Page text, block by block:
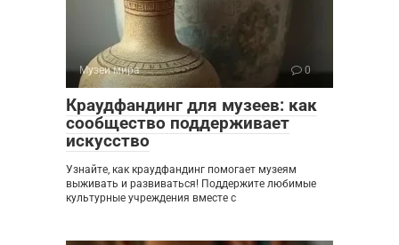
Музеи мира 0
Краудфандинг для музеев: как
сообщество поддерживает
искусство
Узнайте, как краудфандинг помогает музеям
выживать и развиваться! Поддержите любимые
культурные учреждения вместе с